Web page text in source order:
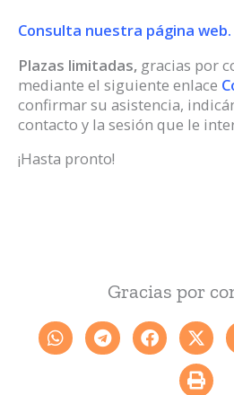
Consulta nuestra página web.
Plazas limitadas, gracias por
mediante el siguiente enlace
confirmar su asistencia,
contacto y la sesión que le
¡Hasta pronto!
Gracias por